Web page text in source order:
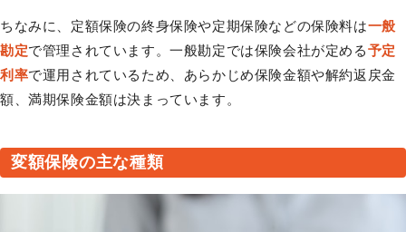
ちなみに、定額保険の終身保険や定期保険などの保険料は一般
勘定で管理されています。一般勘定では保険会社が定める予定
利率で運用されているため、あらかじめ保険金額や解約返戻金
額、満期保険金額は決まっています。
変額保険の主な種類